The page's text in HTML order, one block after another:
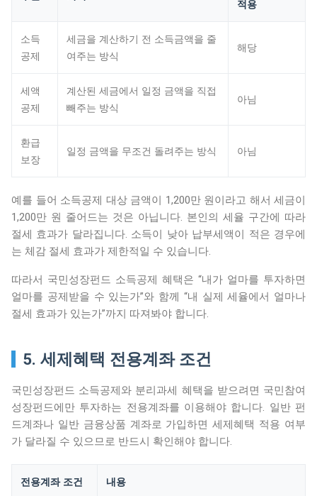
적용
소득
공제
세금을 계산하기 전 소득금액을 줄
여주는 방식
해당
세액
공제
계산된 세금에서 일정 금액을 직접
빼주는 방식
아님
환급
보장
일정 금액을 무조건 돌려주는 방식 아님
예를 들어 소득공제 대상 금액이 1,200만 원이라고 해서 세금이
1,200만 원 줄어드는 것은 아닙니다. 본인의 세율 구간에 따라
절세 효과가 달라집니다. 소득이 낮아 납부세액이 적은 경우에
는 체감 절세 효과가 제한적일 수 있습니다.
따라서 국민성장펀드 소득공제 혜택은 “내가 얼마를 투자하면
얼마를 공제받을 수 있는가”와 함께 “내 실제 세율에서 얼마나
절세 효과가 있는가”까지 따져봐야 합니다.
5. 세제혜택 전용계좌 조건
국민성장펀드 소득공제와 분리과세 혜택을 받으려면 국민참여
성장펀드에만 투자하는 전용계좌를 이용해야 합니다. 일반 펀
드계좌나 일반 금융상품 계좌로 가입하면 세제혜택 적용 여부
가 달라질 수 있으므로 반드시 확인해야 합니다.
전용계좌 조건 내용